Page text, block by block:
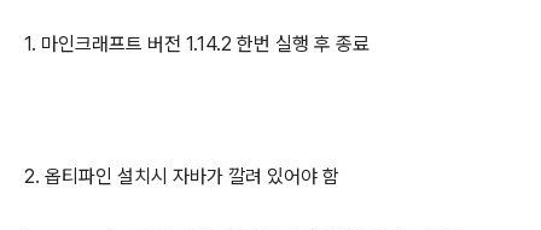
1. 마인크래프트 버전 1.14.2 한번 실행 후 종료
2. 옵티파인 설치시 자바가 깔려 있어야 함